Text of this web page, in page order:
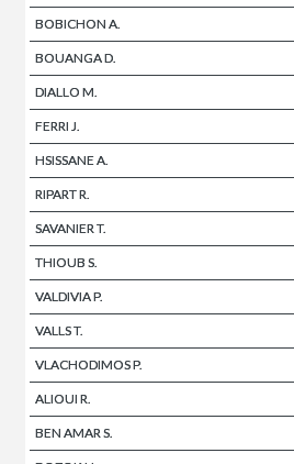
BOBICHON A.
BOUANGA D.
DIALLO M.
FERRI J.
HSISSANE A.
RIPART R.
SAVANIER T.
THIOUB S.
VALDIVIA P.
VALLS T.
VLACHODIMOS P.
ALIOUI R.
BEN AMAR S.